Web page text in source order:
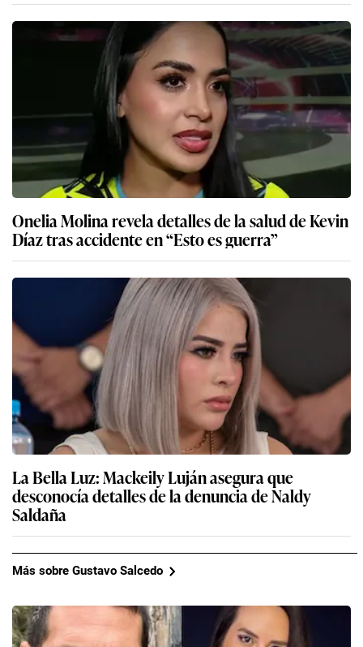
Onelia Molina revela detalles de la salud de Kevin
Díaz tras accidente en “Esto es guerra”
La Bella Luz: Mackeily Luján asegura que
desconocía detalles de la denuncia de Naldy
Saldaña
Más sobre Gustavo Salcedo